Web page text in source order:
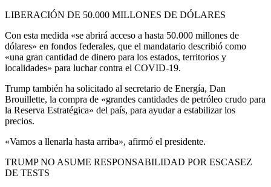
LIBERACIÓN DE 50.000 MILLONES DE DÓLARES
Con esta medida «se abrirá acceso a hasta 50.000 millones de
dólares» en fondos federales, que el mandatario describió como
«una gran cantidad de dinero para los estados, territorios y
localidades» para luchar contra el COVID-19.
Trump también ha solicitado al secretario de Energía, Dan
Brouillette, la compra de «grandes cantidades de petróleo crudo para
la Reserva Estratégica» del país, para ayudar a estabilizar los
precios.
«Vamos a llenarla hasta arriba», afirmó el presidente.
TRUMP NO ASUME RESPONSABILIDAD POR ESCASEZ
DE TESTS